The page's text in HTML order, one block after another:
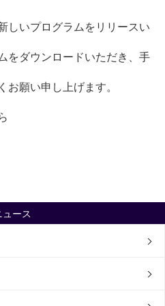
ュース
しいプログラムをリリースい
をダウンロードいただき、手
願い申し上げます。